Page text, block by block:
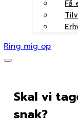
Få
Ring mig op
Skal vi
snak?